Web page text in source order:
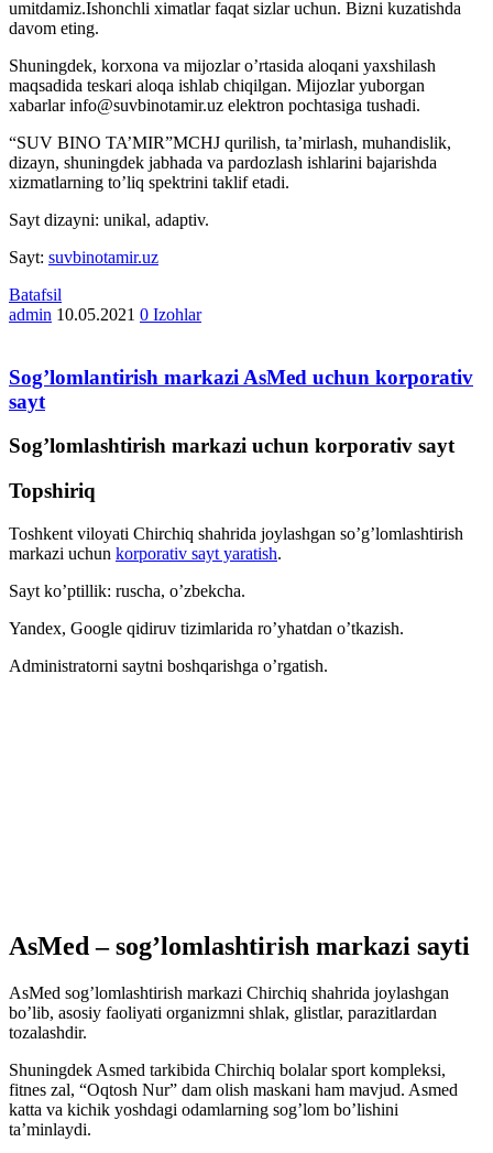
umitdamiz.Ishonchli ximatlar faqat sizlar uchun. Bizni kuzatishda
davom eting.
Shuningdek, korxona va mijozlar o’rtasida aloqani yaxshilash
maqsadida teskari aloqa ishlab chiqilgan. Mijozlar yuborgan
xabarlar info@suvbinotamir.uz elektron pochtasiga tushadi.
“SUV BINO TA’MIR”MCHJ qurilish, ta’mirlash, muhandislik,
dizayn, shuningdek jabhada va pardozlash ishlarini bajarishda
xizmatlarning to’liq spektrini taklif etadi.
Sayt dizayni: unikal, adaptiv.
Sayt: suvbinotamir.uz
Batafsil
admin 10.05.2021 0 Izohlar
Sog’lomlantirish markazi AsMed uchun korporativ
sayt
Sog’lomlashtirish markazi uchun korporativ sayt
Topshiriq
Toshkent viloyati Chirchiq shahrida joylashgan so’g’lomlashtirish
markazi uchun korporativ sayt yaratish.
Sayt ko’ptillik: ruscha, o’zbekcha.
Yandex, Google qidiruv tizimlarida ro’yhatdan o’tkazish.
Administratorni saytni boshqarishga o’rgatish.
AsMed – sog’lomlashtirish markazi sayti
AsMed sog’lomlashtirish markazi Chirchiq shahrida joylashgan
bo’lib, asosiy faoliyati organizmni shlak, glistlar, parazitlardan
tozalashdir.
Shuningdek Asmed tarkibida Chirchiq bolalar sport kompleksi,
fitnes zal, “Oqtosh Nur” dam olish maskani ham mavjud. Asmed
katta va kichik yoshdagi odamlarning sog’lom bo’lishini
ta’minlaydi.